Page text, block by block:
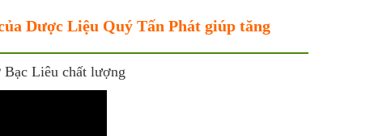
Dược Liệu Quý Tấn Phát giúp tăng
Bạc Liêu chất lượng